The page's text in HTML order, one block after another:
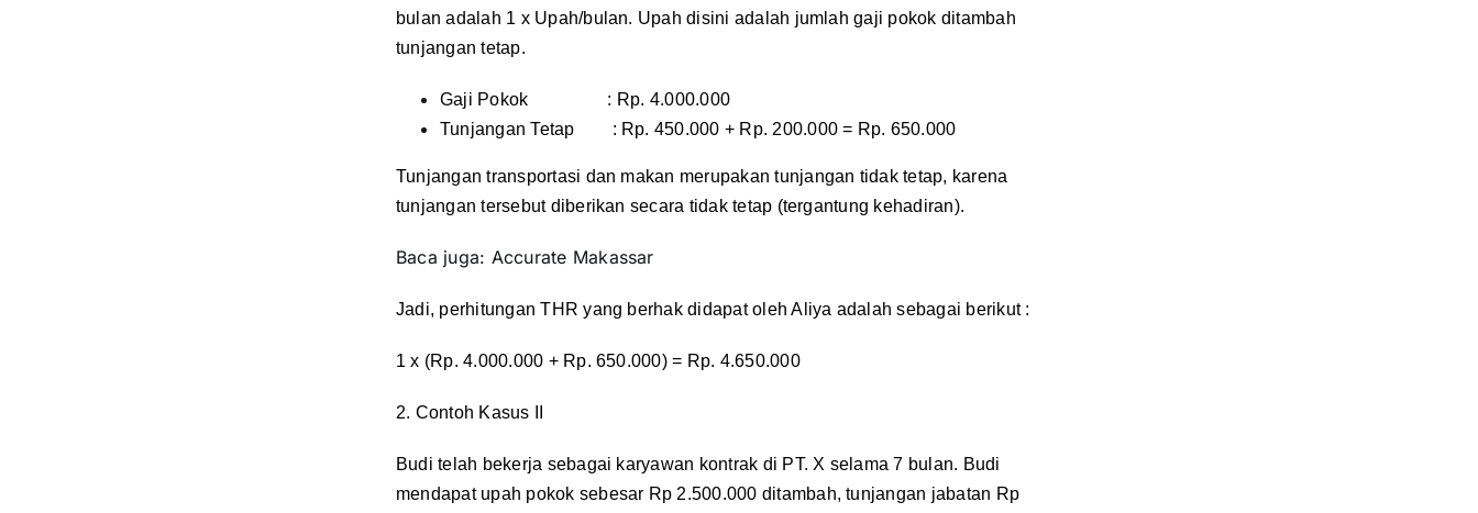
bulan adalah 1 x Upah/bulan. Upah disini adalah jumlah gaji pokok ditambah
tunjangan tetap.
Gaji Pokok : Rp. 4.000.000
Tunjangan Tetap : Rp. 450.000 + Rp. 200.000 = Rp. 650.000
Tunjangan transportasi dan makan merupakan tunjangan tidak tetap, karena
tunjangan tersebut diberikan secara tidak tetap (tergantung kehadiran).
Baca juga: Accurate Makassar
Jadi, perhitungan THR yang berhak didapat oleh Aliya adalah sebagai berikut :
1 x (Rp. 4.000.000 + Rp. 650.000) = Rp. 4.650.000
2. Contoh Kasus II
Budi telah bekerja sebagai karyawan kontrak di PT. X selama 7 bulan. Budi
mendapat upah pokok sebesar Rp 2.500.000 ditambah,tunjangan jabatan Rp